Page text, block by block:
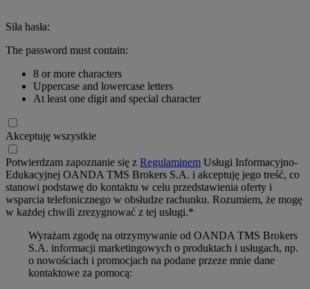
Siła hasła:
The password must contain:
8 or more characters
Uppercase and lowercase letters
At least one digit and special character
Akceptuję wszystkie
Potwierdzam zapoznanie się z Regulaminem Usługi Informacyjno-
Edukacyjnej OANDA TMS Brokers S.A. i akceptuję jego treść, co
stanowi podstawę do kontaktu w celu przedstawienia oferty i
wsparcia telefonicznego w obsłudze rachunku. Rozumiem, że mogę
w każdej chwili zrezygnować z tej usługi.*
Wyrażam zgodę na otrzymywanie od OANDA TMS Brokers
S.A. informacji marketingowych o produktach i usługach, np.
o nowościach i promocjach na podane przeze mnie dane
kontaktowe za pomocą: